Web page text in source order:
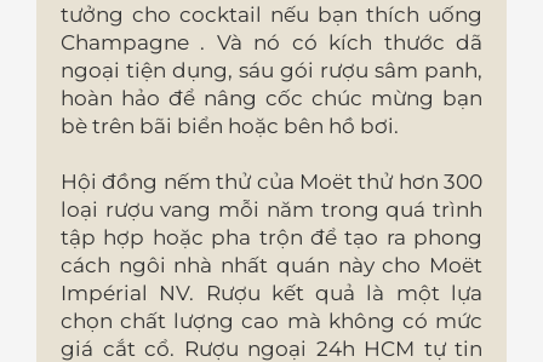
tưởng cho cocktail nếu bạn thích uống
Champagne . Và nó có kích thước dã
ngoại tiện dụng, sáu gói rượu sâm panh,
hoàn hảo để nâng cốc chúc mừng bạn
bè trên bãi biển hoặc bên hồ bơi.
Hội đồng nếm thử của Moët thử hơn 300
loại rượu vang mỗi năm trong quá trình
tập hợp hoặc pha trộn để tạo ra phong
cách ngôi nhà nhất quán này cho Moët
Impérial NV. Rượu kết quả là một lựa
chọn chất lượng cao mà không có mức
giá cắt cổ. Rượu ngoại 24h HCM tự tin